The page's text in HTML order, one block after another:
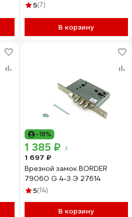
5(7)
В корзину
-18%
1 385 ₽
1 697 ₽
Врезной замок BORDER
79060 G 4-3 Э 27614
5(14)
В корзину